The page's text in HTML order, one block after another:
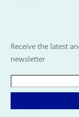
Receive the latest
newsletter